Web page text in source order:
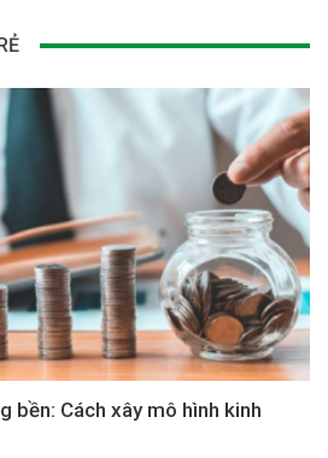
bền: Cách xây mô hình kinh